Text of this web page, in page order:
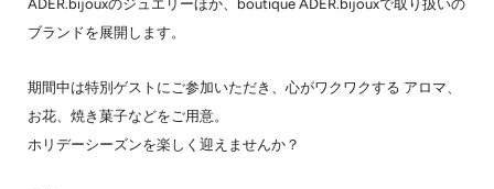
ADER.bijouxのジュエリーほか、boutique ADER.bijouxで取り扱いの
ブランドを展開します。
期間中は特別ゲストにご参加いただき、心がワクワクする アロマ、
お花、焼き菓子などをご用意。
ホリデーシーズンを楽しく迎えませんか？